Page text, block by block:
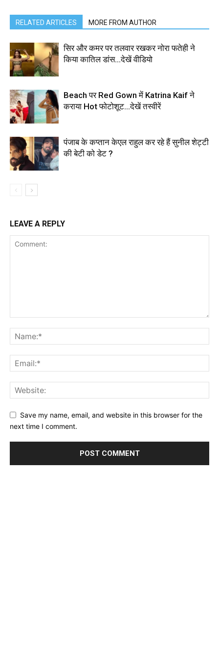
RELATED ARTICLES MORE FROM AUTHOR
सिर और कमर पर तलवार रखकर नोरा फतेही ने
किया कातिल डांस…देखें वीडियो
Beach पर Red Gown में Katrina Kaif ने
कराया Hot फोटोशूट…देखें तस्वीरें
पंजाब के कप्तान केएल राहुल कर रहे हैं सुनील शेट्टी
की बेटी को डेट ?
LEAVE A REPLY
Save my name, email, and website in this browser for the
next time I comment.